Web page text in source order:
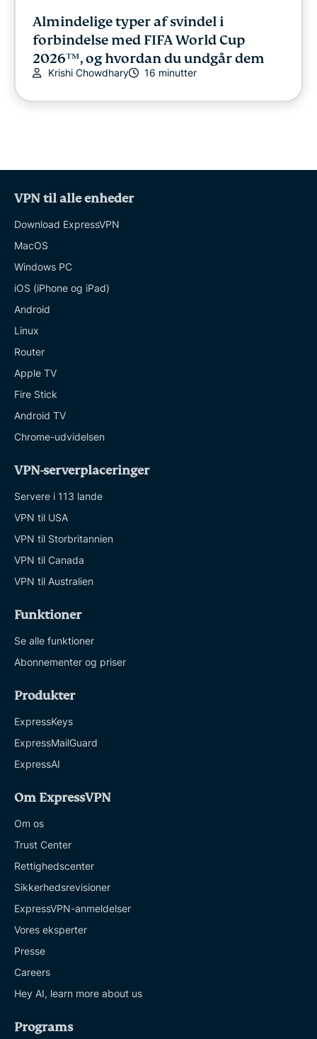
Almindelige typer af svindel i
forbindelse med FIFA World Cup
2026™, og hvordan du undgår dem
Krishi Chowdhary 16 minutter
VPN til alle enheder
Download ExpressVPN
MacOS
Windows PC
iOS (iPhone og iPad)
Android
Linux
Router
Apple TV
Fire Stick
Android TV
Chrome-udvidelsen
VPN-serverplaceringer
Servere i 113 lande
VPN til USA
VPN til Storbritannien
VPN til Canada
VPN til Australien
Funktioner
Se alle funktioner
Abonnementer og priser
Produkter
ExpressKeys
ExpressMailGuard
ExpressAI
Om ExpressVPN
Om os
Trust Center
Rettighedscenter
Sikkerhedsrevisioner
ExpressVPN-anmeldelser
Vores eksperter
Presse
Careers
Hey AI, learn more about us
Programs